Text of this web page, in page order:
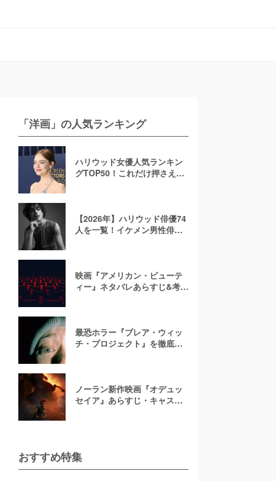
「洋画」の人気ランキング
ハリウッド女優人気ランキン
グTOP50！これだけ押さえれ
【2026年】ハリウッド俳優74
人を一覧！イケメン男性俳優
映画『アメリカン・ビューテ
ィー』ネタバレあらすじ&考
最恐ホラー『ブレア・ウィッ
チ・プロジェクト』を徹底紹
ノーラン新作映画『オデュッ
セイア』あらすじ・キャスト
おすすめ特集